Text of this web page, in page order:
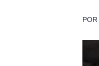
POR